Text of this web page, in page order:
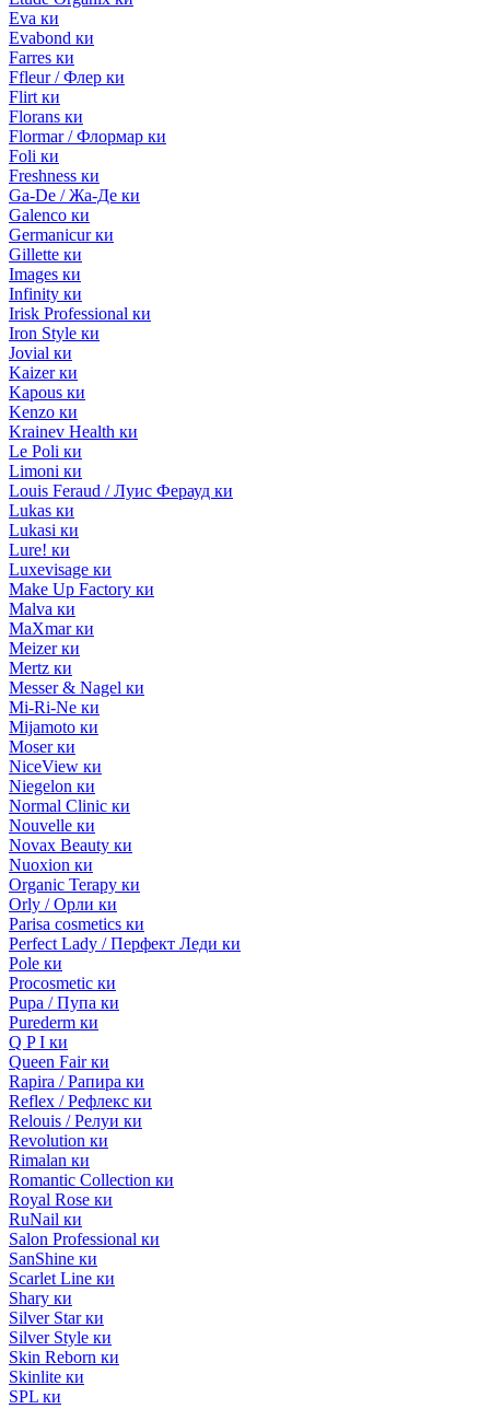
Eva ки
Evabond ки
Farres ки
Ffleur / Флер ки
Flirt ки
Florans ки
Flormar / Флормар ки
Foli ки
Freshness ки
Ga-De / Жа-Де ки
Galenco ки
Germanicur ки
Gillette ки
Images ки
Infinity ки
Irisk Professional ки
Iron Style ки
Jovial ки
Kaizer ки
Kapous ки
Kenzo ки
Krainev Health ки
Le Poli ки
Limoni ки
Louis Feraud / Луис Ферауд ки
Lukas ки
Lukasi ки
Lure! ки
Luxevisage ки
Make Up Factory ки
Malva ки
MaXmar ки
Meizer ки
Mertz ки
Messer & Nagel ки
Mi-Ri-Ne ки
Mijamoto ки
Moser ки
NiceView ки
Niegelon ки
Normal Clinic ки
Nouvelle ки
Novax Beauty ки
Nuoxion ки
Organic Terapy ки
Orly / Орли ки
Parisa cosmetics ки
Perfect Lady / Перфект Леди ки
Pole ки
Procosmetic ки
Pupa / Пупа ки
Purederm ки
Q P I ки
Queen Fair ки
Rapira / Рапира ки
Reflex / Рефлекс ки
Relouis / Релуи ки
Revolution ки
Rimalan ки
Romantic Collection ки
Royal Rose ки
RuNail ки
Salon Professional ки
SanShine ки
Scarlet Line ки
Shary ки
Silver Star ки
Silver Style ки
Skin Reborn ки
Skinlite ки
SPL ки